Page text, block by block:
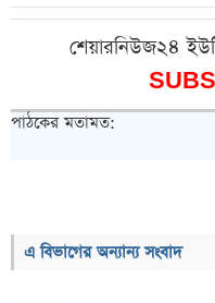
শেয়ারনিউজ২৪
পাঠকের মতামত:
এ বিভাগের অন্যান্য সংবাদ